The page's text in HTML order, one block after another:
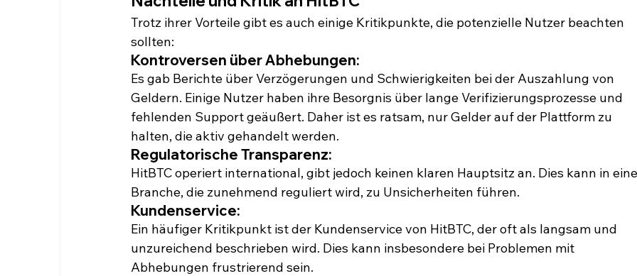
Trotz ihrer Vorteile gibt es auch einige Kritikpunkte, die potenzielle Nutzer beachten
sollten:
Kontroversen über Abhebungen:
Es gab Berichte über Verzögerungen und Schwierigkeiten bei der Auszahlung von
Geldern. Einige Nutzer haben ihre Besorgnis über lange Verifizierungsprozesse und
fehlenden Support geäußert. Daher ist es ratsam, nur Gelder auf der Plattform zu
halten, die aktiv gehandelt werden.
Regulatorische Transparenz:
HitBTC operiert international, gibt jedoch keinen klaren Hauptsitz an. Dies kann in
Branche, die zunehmend reguliert wird, zu Unsicherheiten führen.
Kundenservice:
Ein häufiger Kritikpunkt ist der Kundenservice von HitBTC, der oft als langsam und
unzureichend beschrieben wird. Dies kann insbesondere bei Problemen mit
Abhebungen frustrierend sein.